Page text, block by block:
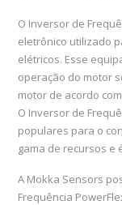
O Inversor de
eletrônico utilizado
elétricos. Esse
operação do motor
motor de acordo
O Inversor de
populares para o
gama de recursos e
A Mokka Sensors
Frequência